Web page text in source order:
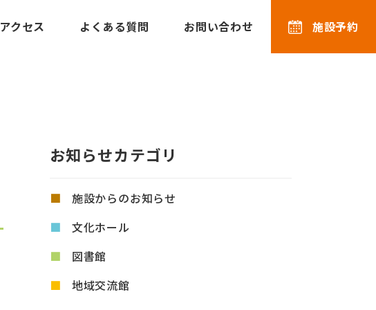
アクセス よくある質問 お問い合わせ 施設予約
お知らせカテゴリ
施設からのお知らせ
文化ホール
図書館
地域交流館